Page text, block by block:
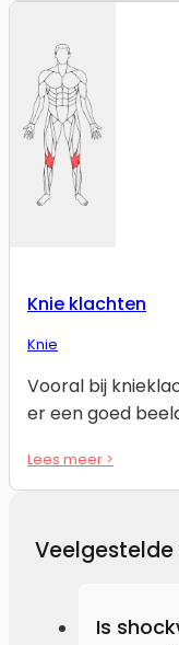
Knie klachten
Knie
Vooral bij
er een goed
Lees meer >
Is